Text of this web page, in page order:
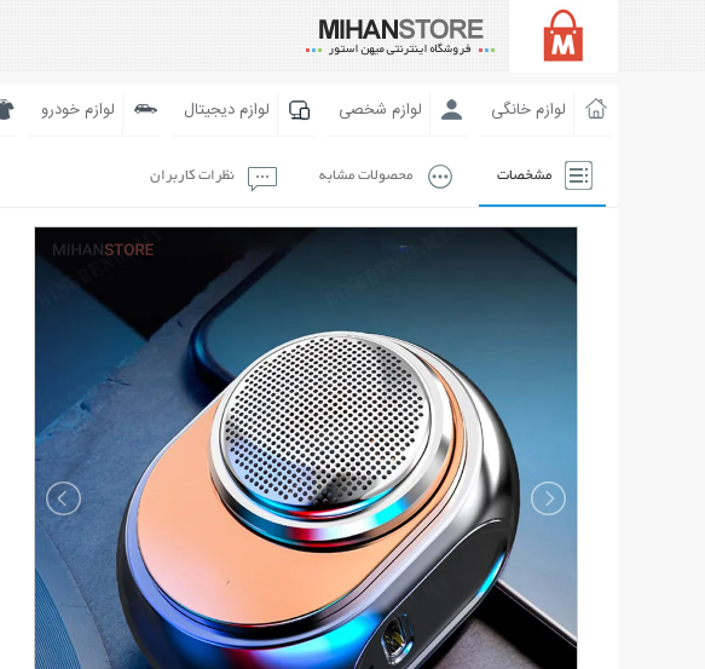
لوازم خانگی لوازم شخصی لوازم دیجیتال لوازم خودرو
مشخصات محصولات مشابه نظرات کاربران